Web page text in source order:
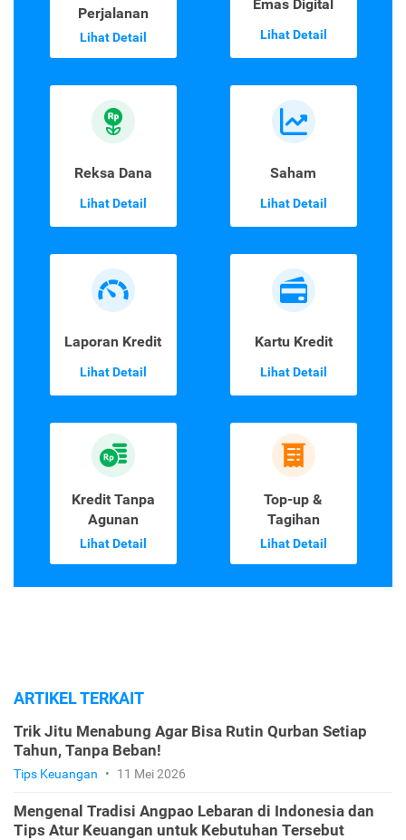
Perjalanan
Lihat Detail
Emas Digital
Lihat Detail
Reksa Dana
Lihat Detail
Saham
Lihat Detail
Laporan Kredit
Lihat Detail
Kartu Kredit
Lihat Detail
Kredit Tanpa
Agunan
Lihat Detail
Top-up &
Tagihan
Lihat Detail
ARTIKEL TERKAIT
Trik Jitu Menabung Agar Bisa Rutin Qurban Setiap
Tahun, Tanpa Beban!
Tips Keuangan • 11 Mei 2026
Mengenal Tradisi Angpao Lebaran di Indonesia dan
Tips Atur Keuangan untuk Kebutuhan Tersebut